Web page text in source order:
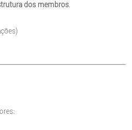
dos membros.